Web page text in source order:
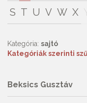
S T U V W X
Kategória: sajtó
Kategóriák szerinti
Beksics Gusztáv